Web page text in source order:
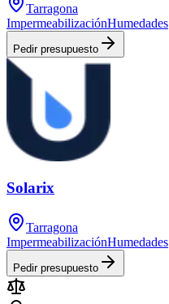
Tarragona
ImpermeabilizaciónHumedades
Pedir presupuesto
Solarix
Tarragona
ImpermeabilizaciónHumedades
Pedir presupuesto